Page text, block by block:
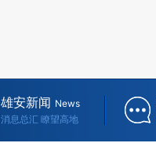
雄安新闻 News
消息总汇 瞭望高地